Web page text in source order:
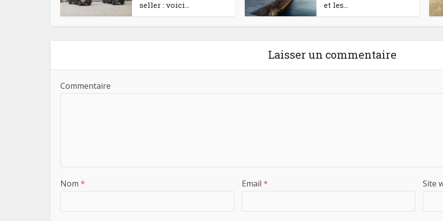
seller : voici... et les...
Laisser un commentaire
Commentaire
Nom * Email * Site